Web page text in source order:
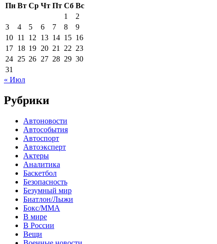
Пн Вт Ср Чт Пт Сб Вс
1
2
3
4 5 6 7 8
9
10 11 12 13 14 15 16
17 18 19 20 21 22 23
24 25 26 27 28 29 30
31
« Июл
Рубрики
Автоновости
Автособытия
Автоспорт
Автоэксперт
Актеры
Аналитика
Баскетбол
Безопасность
Безумный мир
Биатлон/Лыжи
Бокс/MMA
В мире
В России
Вещи